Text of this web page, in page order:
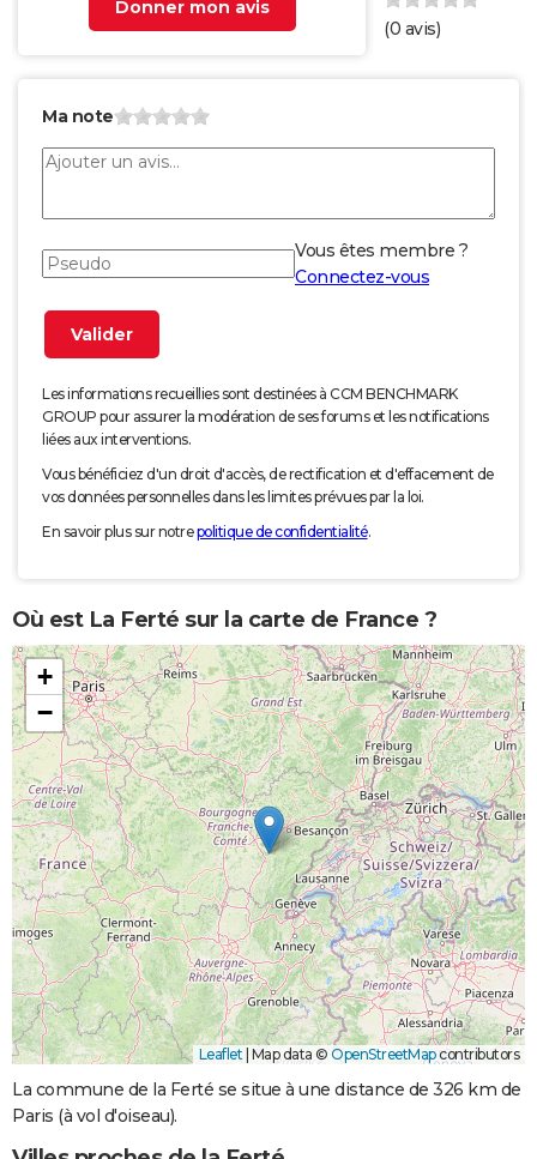
Donner mon avis
(0 avis)
Ma note
Vous êtes membre ?
Connectez-vous
Les informations recueillies sont destinées à CCM BENCHMARK
GROUP pour assurer la modération de ses forums et les notifications
liées aux interventions.
Vous bénéficiez d'un droit d'accès, de rectification et d'effacement de
vos données personnelles dans les limites prévues par la loi.
En savoir plus sur notrepolitique de confidentialité.
Où est La Ferté sur la carte de France ?
+
−
Leaflet Map data © OpenStreetMapcontributors
La commune de la Ferté se situe à une distance de 326 km de
Paris (à vol d'oiseau).